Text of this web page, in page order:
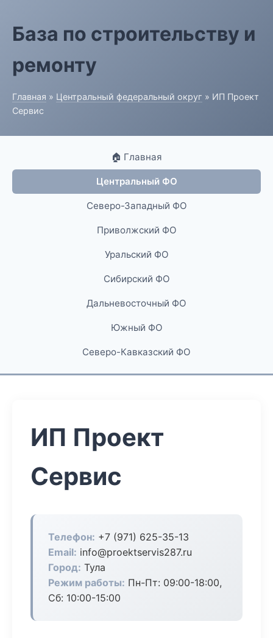
База по строительству и
ремонту
Главная » Центральный федеральный округ » ИП Проект
Сервис
🏠 Главная
Центральный ФО
Северо-Западный ФО
Приволжский ФО
Уральский ФО
Сибирский ФО
Дальневосточный ФО
Южный ФО
Северо-Кавказский ФО
ИП Проект
Сервис
Телефон: +7 (971) 625-35-13
Email: info@proektservis287.ru
Город: Тула
Режим работы: Пн-Пт: 09:00-18:00,
Сб: 10:00-15:00